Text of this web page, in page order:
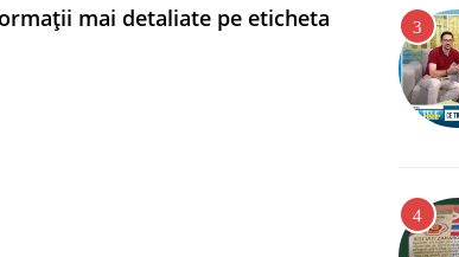
mai detaliate pe eticheta